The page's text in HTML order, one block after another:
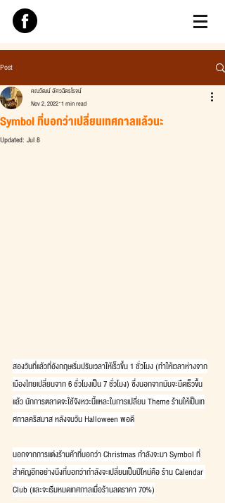
Post
Symbol ที่บอกว่าเปลี่ยนเทศกาลแล้วนะ
คณวัฒน์ อัศวฉัตรโรจน์
Nov 2, 2022 1 min read
Updated: Jul 8
สองวันที่แล้วที่อังกฤษเริ่มปรับเวลาให้เร็วขึ้น 1 ชั่วโมง (ทำให้เวลาห่างจาก
เมืองไทยเปลี่ยนจาก 6 ชั่วโมงเป็น 7 ชั่วโมง) ซึ่งนอกจากมันจะมืดเร็วขึ้น
แล้ว นักการตลาดจะใช้จังหวะนี้แหละในการเปลี่ยน Theme ร้านให้เป็นเท
ศกาลคริสมาส หลังจบวัน Halloween พอดี
นอกจากการแต่งร้านค้าที่บอกว่า Christmas กำลังจะมา Symbol ที่
สำคัญอีกอย่างนึงที่บอกว่ากำลังจะเปลี่ยนเป็นปีใหม่คือ ร้าน Calendar
Club (และจะเริ่มหมดเทศกาลเมื่อร้านลดราคา 70%)